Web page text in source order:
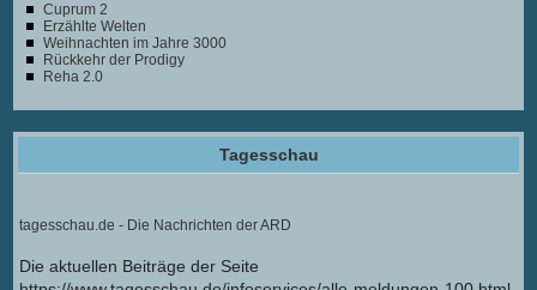
Cuprum 2
Erzählte Welten
Weihnachten im Jahre 3000
Rückkehr der Prodigy
Reha 2.0
Tagesschau
tagesschau.de - Die Nachrichten der ARD
Die aktuellen Beiträge der Seite